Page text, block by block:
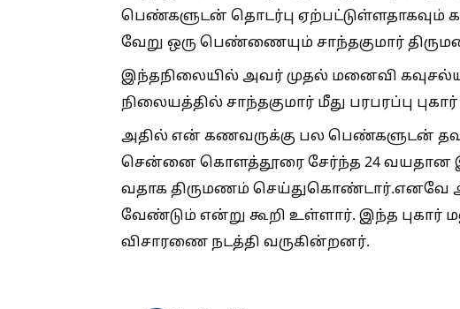
பெண்களுடன் தொடர்பு ஏற்பட்டுள்ளதாகவும்
வேறு ஒரு பெண்ணையும் சாந்தகுமார்
இந்தநிலையில் அவர் முதல் மனைவி
நிலையத்தில் சாந்தகுமார் மீது பரபரப்பு
அதில் என் கணவருக்கு பல பெண்களுடன்
சென்னை கொளத்தூரை சேர்ந்த 24 வயதான
வதாக திருமணம் செய்துகொண்டார்.எனவே
வேண்டும் என்று கூறி உள்ளார். இந்த புகார்
விசாரணை நடத்தி வருகின்றனர்.